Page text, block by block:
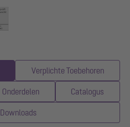
Verplichte Toebehoren
Onderdelen Catalogus
Downloads